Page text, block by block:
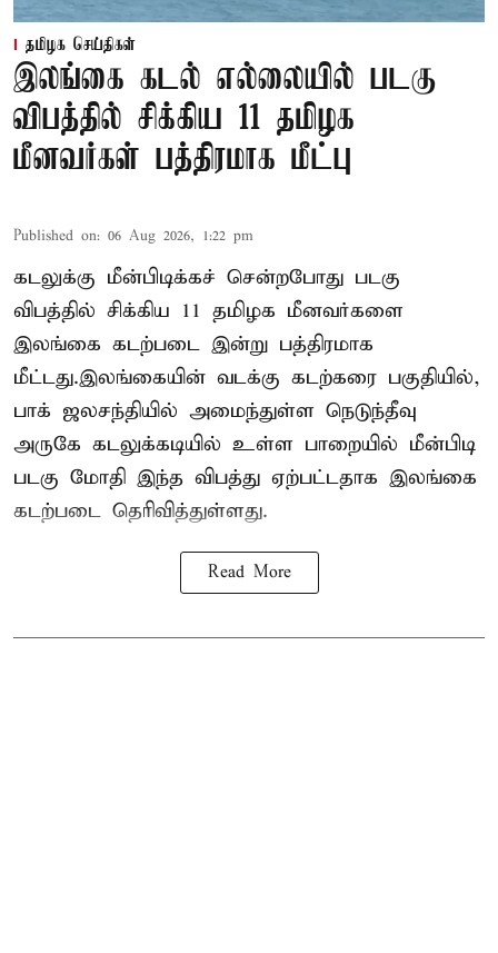
தமிழக செய்திகள்
இலங்கை கடல் எல்லையில் படகு
விபத்தில் சிக்கிய 11 தமிழக
மீனவர்கள் பத்திரமாக மீட்பு
Published on: 06 Aug 2026, 1:22 pm
கடலுக்கு மீன்பிடிக்கச் சென்றபோது படகு
விபத்தில் சிக்கிய 11 தமிழக மீனவர்களை
இலங்கை கடற்படை இன்று பத்திரமாக
மீட்டது.இலங்கையின் வடக்கு கடற்கரை பகுதியில்,
பாக் ஜலசந்தியில் அமைந்துள்ள நெடுந்தீவு
அருகே கடலுக்கடியில் உள்ள பாறையில் மீன்பிடி
படகு மோதி இந்த விபத்து ஏற்பட்டதாக இலங்கை
கடற்படை தெரிவித்துள்ளது.
Read More